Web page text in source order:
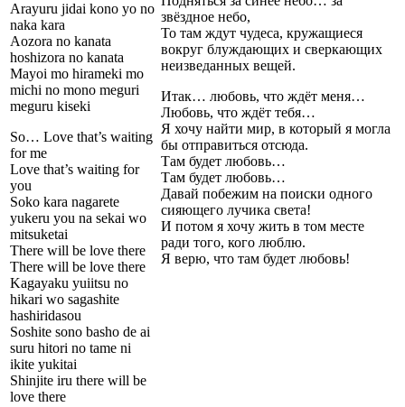
Arayuru jidai kono yo no
naka kara
Aozora no kanata
hoshizora no kanata
Mayoi mo hirameki mo
michi no mono meguri
meguru kiseki
So… Love that’s waiting
for me
Love that’s waiting for
you
Soko kara nagarete
yukeru you na sekai wo
mitsuketai
There will be love there
There will be love there
Kagayaku yuiitsu no
hikari wo sagashite
hashiridasou
Soshite sono basho de ai
suru hitori no tame ni
ikite yukitai
Shinjite iru there will be
love there
звёздное небо,
То там ждут чудеса, кружащиеся
вокруг блуждающих и сверкающих
неизведанных вещей.
Итак… любовь, что ждёт меня…
Любовь, что ждёт тебя…
Я хочу найти мир, в который я могла
бы отправиться отсюда.
Там будет любовь…
Там будет любовь…
Давай побежим на поиски одного
сияющего лучика света!
И потом я хочу жить в том месте
ради того, кого люблю.
Я верю, что там будет любовь!